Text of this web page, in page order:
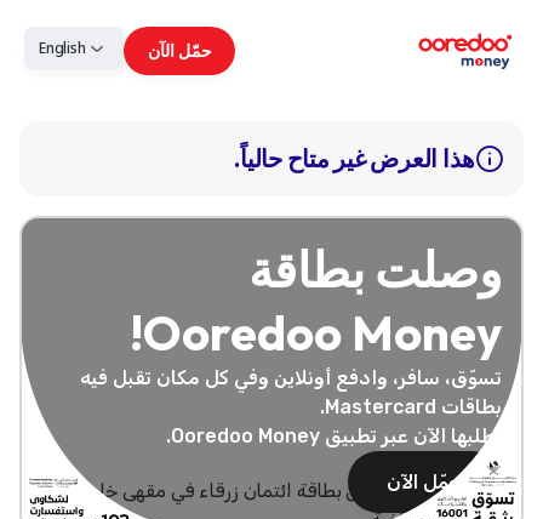
حمّل الآن English
هذا العرض غير متاح حالياً.
وصلت بطاقة
Ooredoo Money!
تسوّق، سافر، وادفع أونلاين وفي كل مكان تقبل فيه
بطاقات Mastercard.
اطلبها الآن عبر تطبيق Ooredoo Money.
حمّل الآن